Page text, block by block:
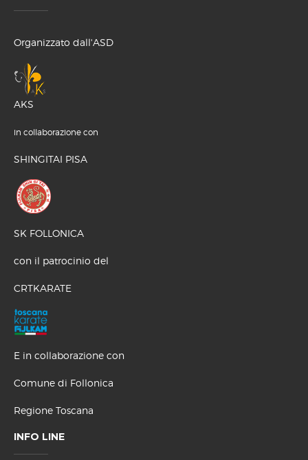
Organizzato dall'ASD
AKS
in collaborazione con
SHINGITAI PISA
SK FOLLONICA
con il patrocinio del
CRTKARATE
E in collaborazione con
Comune di Follonica
Regione Toscana
INFO LINE